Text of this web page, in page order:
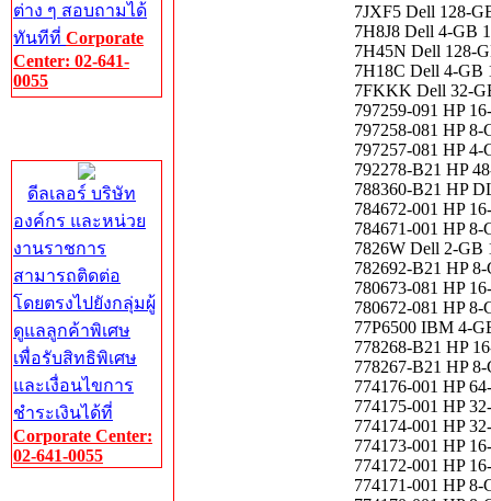
ต่าง ๆ สอบถามได้
ทันทีที่ Corporate
Center: 02-641-
0055
ดีลเลอร์ บริษัท
องค์กร และหน่วย
งานราชการ
สามารถติดต่อ
โดยตรงไปยังกลุ่มผู้
ดูแลลูกค้าพิเศษ
เพื่อรับสิทธิพิเศษ
และเงื่อนไขการ
ชำระเงินได้ที่
Corporate Center:
02-641-0055
7JXF5 Dell 128-
7H8J8 Dell 4-GB
7H45N Dell 128-
7H18C Dell 4-GB
7FKKK Dell 32-
797259-091 HP
797258-081 HP
797257-081 HP
792278-B21 HP
788360-B21 HP
784672-001 HP
784671-001 HP
7826W Dell 2-GB
782692-B21 HP
780673-081 HP
780672-081 HP
77P6500 IBM 4-
778268-B21 HP
778267-B21 HP
774176-001 HP
774175-001 HP
774174-001 HP
774173-001 HP
774172-001 HP
774171-001 HP